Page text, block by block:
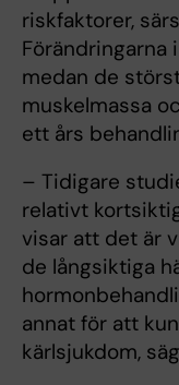
riskfaktorer,
medan de
muskelmassa
ett års
– Tidigare
relativt
visar att det är
de långsiktiga
annat för att
kärlsjukdom,